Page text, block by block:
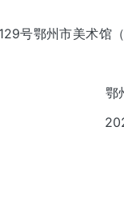
号鄂州市美术馆
鄂